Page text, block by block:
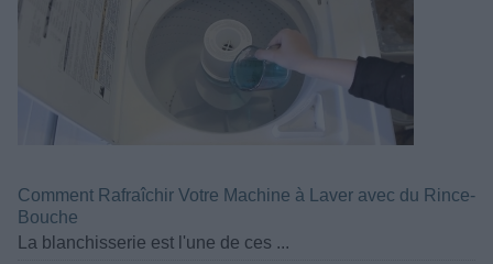
Comment Rafraîchir Votre Machine à Laver avec du Rince-
Bouche
La blanchisserie est l'une de ces ...